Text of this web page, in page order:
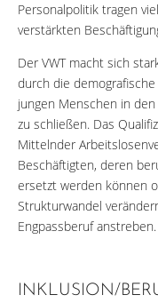
Personalpolitik tragen
verstärkten
Der VWT macht sich
durch die
jungen Menschen in
zu schließen. Das
Mittelnder
Beschäftigten, deren
ersetzt werden können
Strukturwandel
Engpassberuf anstreben.
INKLUSION/